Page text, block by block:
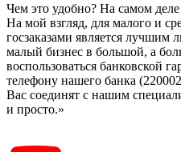
Чем это удобно? На самом деле
На мой взгляд, для малого и
госзаказами является лучшим
малый бизнес в большой, а
воспользоваться банковской
телефону нашего банка
Вас соединят с нашим
и просто.»